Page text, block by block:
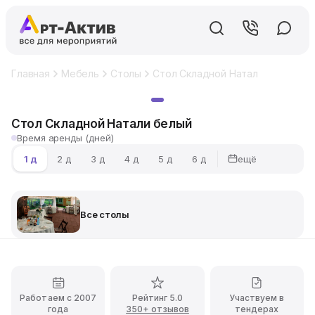
Главная Мебель Столы Стол Складной Натали белый
Стол Складной Натали белый
Время аренды (дней)
1 д
2 д 3 д 4 д 5 д 6 д ещё
Все столы
Работаем с 2007
года
Рейтинг 5.0
350+ отзывов
Участвуем в
тендерах